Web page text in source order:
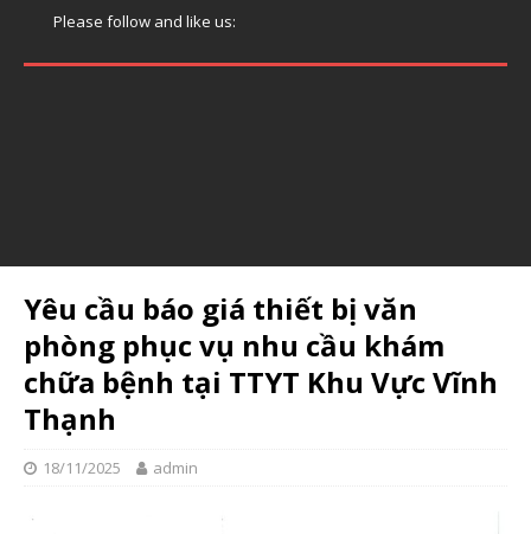
Please follow and like us:
Yêu cầu báo giá thiết bị văn
phòng phục vụ nhu cầu khám
chữa bệnh tại TTYT Khu Vực Vĩnh
Thạnh
18/11/2025 admin